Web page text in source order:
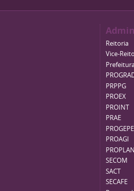
Reitoria
Vice-
PRPPG
PROEX
PROINT
PRAE
PROGEPE
PROAGI
PROPLAN
SECOM
SACT
SECAFE